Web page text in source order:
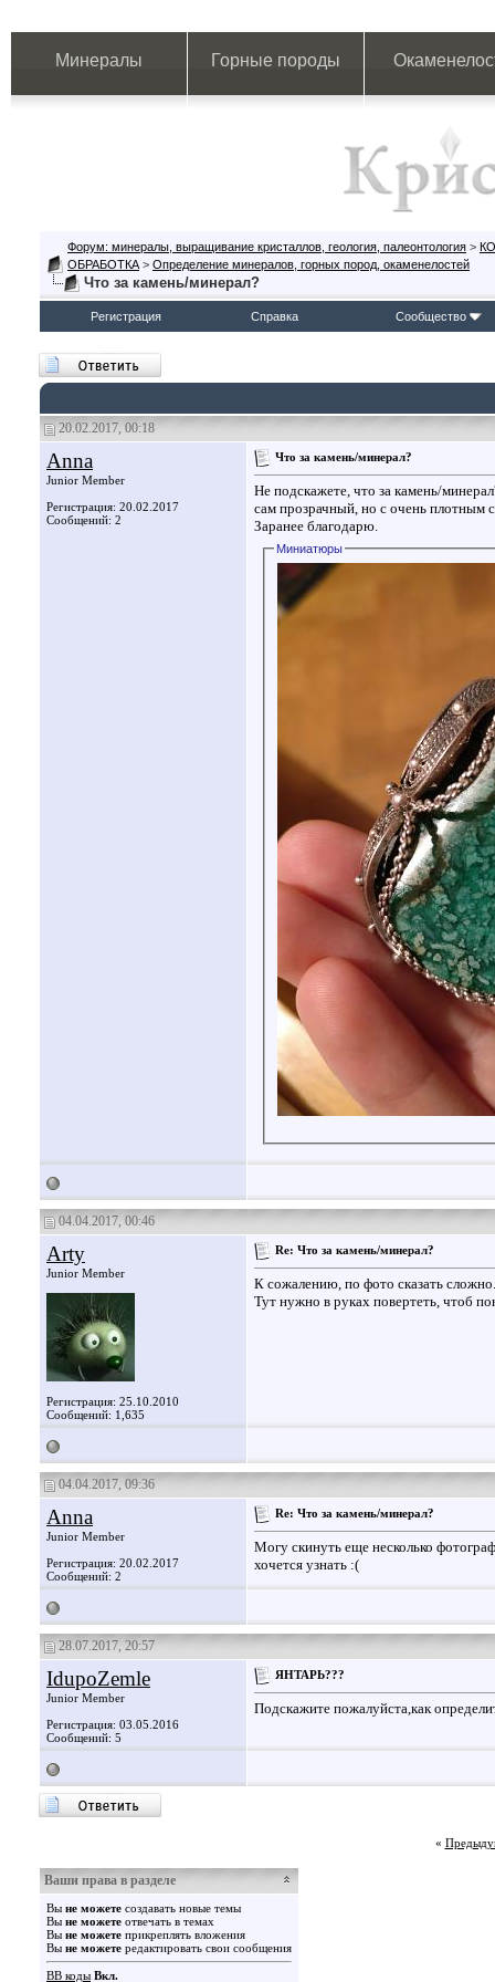
Минералы Горные породы
Форум: минералы, выращивание кристаллов, геология, палеонтология >
ОБРАБОТКА > Определение минералов, горных пород, окаменелостей
Что за камень/минерал?
Регистрация Справка Сообщество
20.02.2017, 00:18
Anna
Junior Member
Регистрация: 20.02.2017
Сообщений: 2
Что за камень/минерал?
Не подскажете, что за камень/
сам прозрачный, но с очень плотным
Заранее благодарю.
Миниатюры
04.04.2017, 00:46
Arty
Junior Member
Регистрация: 25.10.2010
Сообщений: 1,635
Re: Что за камень/минерал?
К сожалению, по фото сказать сложно.
Тут нужно в руках повертеть, чтоб
04.04.2017, 09:36
Anna
Junior Member
Регистрация: 20.02.2017
Сообщений: 2
Re: Что за камень/минерал?
Могу скинуть еще несколько
хочется узнать :(
28.07.2017, 20:57
IdupoZemle
Junior Member
Регистрация: 03.05.2016
Сообщений: 5
ЯНТАРЬ???
Подскажите пожалуйста,как
«
Ваши права в разделе
Вы не можете создавать новые темы
Вы не можете отвечать в темах
Вы не можете прикреплять вложения
Вы не можете редактировать свои сообщения
BB коды Вкл.